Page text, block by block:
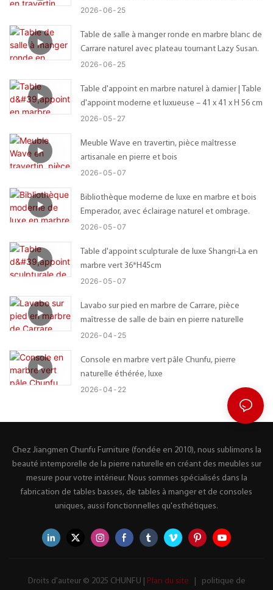
sur mesure avec plateau organique irrégulier –
2026 06 25
Table de salle à manger ronde en marbre blanc de
Carrare naturel avec plateau tournant Lazy Susan.
2026 06 25
Table d'appoint en marbre naturel à damier | Table
d'appoint moderne et luxueuse – 41 x 41 x H 56 cm
2026 05 27
Meuble Wave en travertin, pièce maîtresse
artisanale en pierre et bois
2026 05 07
Bibliothèque moderne de luxe en marbre et bois
Emperador, avec éclairage naturel et ombrage.
2026 05 07
Table d'appoint sculpturale de luxe Shangri-La en
marbre vert 36*H45cm
2026 05 07
Lavabo sur pied en marbre de Carrare, pièce
maîtresse de salle de bain en pierre naturelle
2026 04 25
Console en marbre vert pâle Chunfu, pierre
naturelle éthérée, luxe
2026 04 22
Chez Jiangmen Chunfu Furniture (fondée en 2010), nous sublimons la
beauté intemporelle de la pierre naturelle en créant des meubles sur
mesure pour votre intérieur. Nous sommes spécialisés dans la
fabrication de tables basses, de tables à manger et de consoles
uniques, aussi fonctionnelles qu'esthétiques.
Droits d'auteur © 2025 CHUNFU | Plan du site politique de